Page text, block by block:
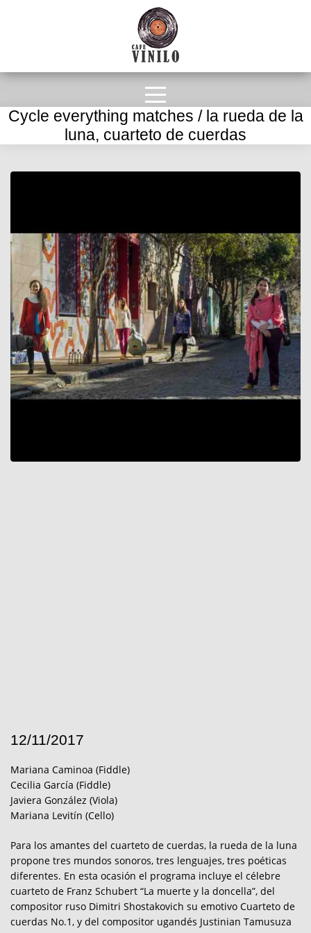
Cycle everything matches / la rueda de la
luna, cuarteto de cuerdas
12/11/2017
Mariana Caminoa (Fiddle)
Cecilia García (Fiddle)
Javiera González (Viola)
Mariana Levitín (Cello)
Para los amantes del cuarteto de cuerdas, la rueda de la luna
propone tres mundos sonoros, tres lenguajes, tres poéticas
diferentes. En esta ocasión el programa incluye el célebre
cuarteto de Franz Schubert “La muerte y la doncella”, del
compositor ruso Dimitri Shostakovich su emotivo Cuarteto de
cuerdas No.1, y del compositor ugandés Justinian Tamusuza